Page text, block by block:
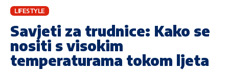
LIFESTYLE
Savjeti za trudnice: Kako se
nositi s visokim
temperaturama tokom ljeta